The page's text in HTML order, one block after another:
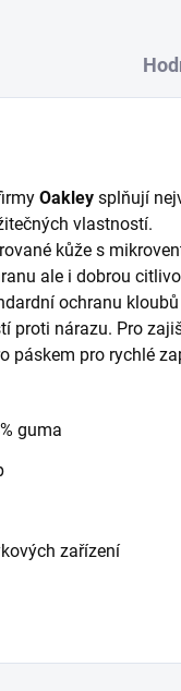
Oakley splňují
vlastností.
kůže s
ale i dobrou
ochranu
proti nárazu. Pro
páskem pro rychlé
guma
zařízení